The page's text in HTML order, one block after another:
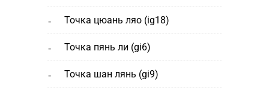
точка цюань ляо (ig18)
точка пянь ли (gi6)
точка шан лянь (gi9)